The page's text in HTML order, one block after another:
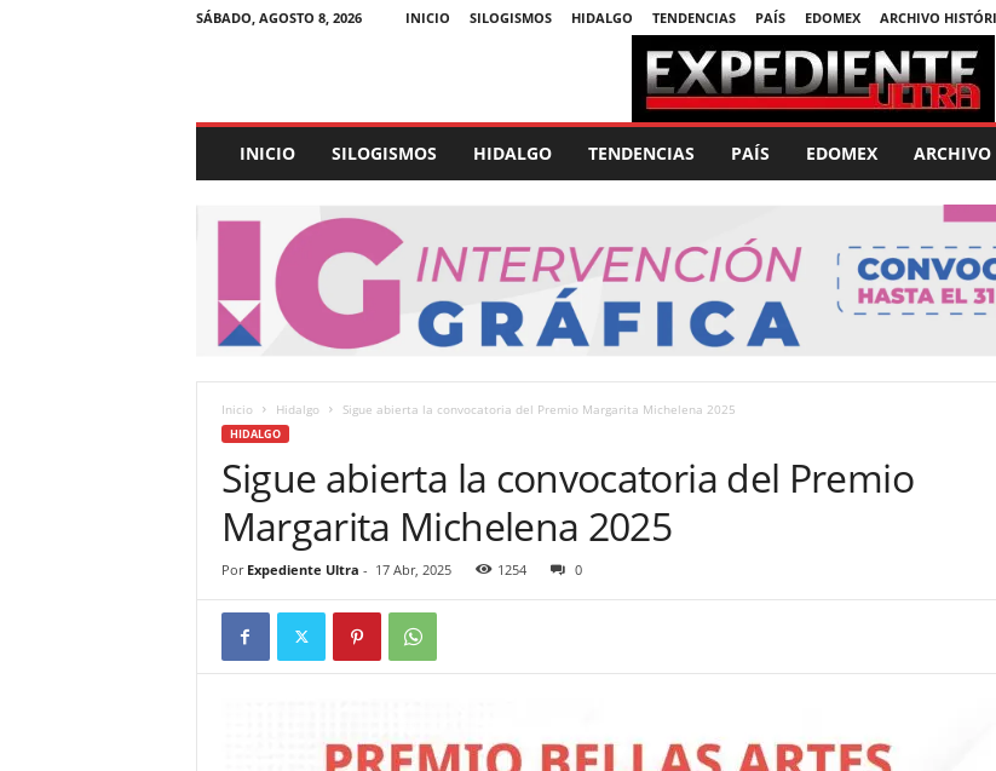
SÁBADO, AGOSTO 8, 2026 INICIO SILOGISMOS HIDALGO TENDENCIAS PAÍS EDOMEX ARCHIVO
p
e
U
INICIO SILOGISMOS HIDALGO TENDENCIAS PAÍS EDOMEX ARCHIVO
Inicio Hidalgo Sigue abierta la convocatoria del Premio Margarita Michelena 2025
HIDALGO
Sigue abierta la convocatoria del Premio
Margarita Michelena 2025
Por Expediente Ultra - 17 Abr, 2025 1254 0